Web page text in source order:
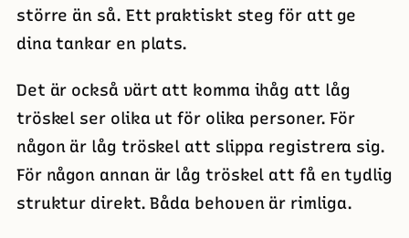
större än så. Ett praktiskt steg för att ge
dina tankar en plats.
Det är också värt att komma ihåg att låg
tröskel ser olika ut för olika personer. För
någon är låg tröskel att slippa registrera sig.
För någon annan är låg tröskel att få en tydlig
struktur direkt. Båda behoven är rimliga.